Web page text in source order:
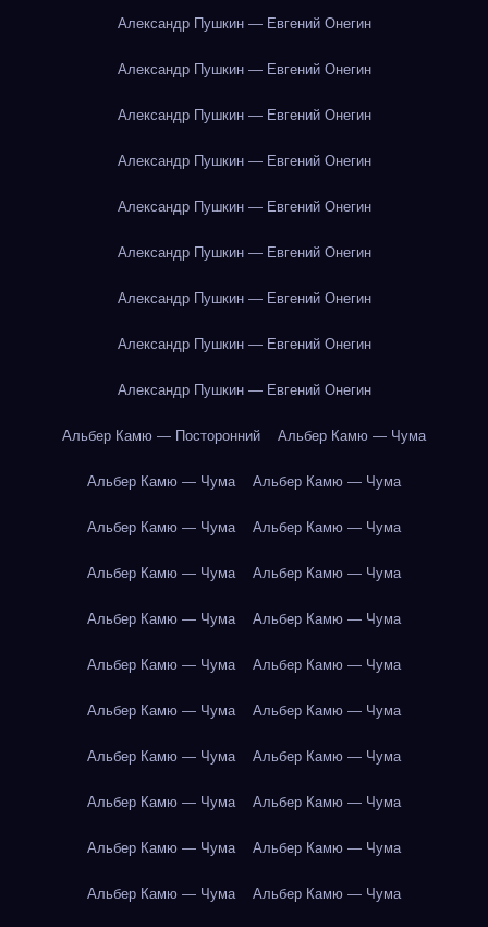
Александр Пушкин — Евгений Онегин
Александр Пушкин — Евгений Онегин
Александр Пушкин — Евгений Онегин
Александр Пушкин — Евгений Онегин
Александр Пушкин — Евгений Онегин
Александр Пушкин — Евгений Онегин
Александр Пушкин — Евгений Онегин
Александр Пушкин — Евгений Онегин
Александр Пушкин — Евгений Онегин
Альбер Камю — Посторонний Альбер Камю — Чума
Альбер Камю — Чума Альбер Камю — Чума
Альбер Камю — Чума Альбер Камю — Чума
Альбер Камю — Чума Альбер Камю — Чума
Альбер Камю — Чума Альбер Камю — Чума
Альбер Камю — Чума Альбер Камю — Чума
Альбер Камю — Чума Альбер Камю — Чума
Альбер Камю — Чума Альбер Камю — Чума
Альбер Камю — Чума Альбер Камю — Чума
Альбер Камю — Чума Альбер Камю — Чума
Альбер Камю — Чума Альбер Камю — Чума